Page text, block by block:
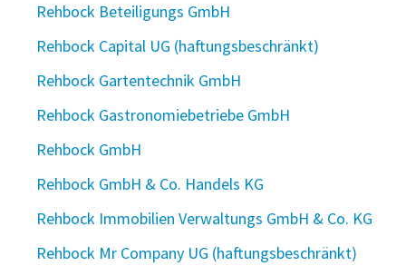
Rehbock Beteiligungs GmbH
Rehbock Capital UG (haftungsbeschränkt)
Rehbock Gartentechnik GmbH
Rehbock Gastronomiebetriebe GmbH
Rehbock GmbH
Rehbock GmbH & Co. Handels KG
Rehbock Immobilien Verwaltungs GmbH & Co. KG
Rehbock Mr Company UG (haftungsbeschränkt)